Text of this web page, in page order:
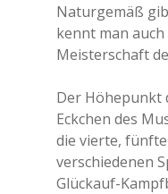
Naturgemäß
kennt man
Meisterschaft
Der Höhepunkt
Eckchen des
die vierte,
verschiedenen
Glückauf-